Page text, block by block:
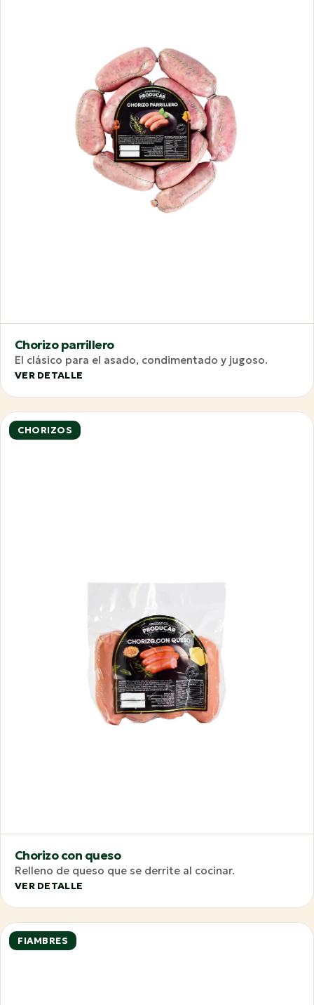
Chorizo parrillero
El clásico para el asado, condimentado y jugoso.
VER DETALLE
CHORIZOS
Chorizo con queso
Relleno de queso que se derrite al cocinar.
VER DETALLE
FIAMBRES